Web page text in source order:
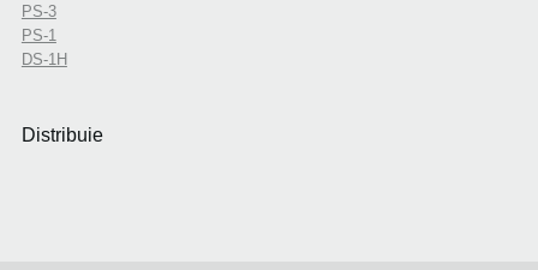
PS-3
PS-1
DS-1H
Distribuie